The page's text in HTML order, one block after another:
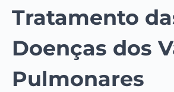
Tratamento
Doenças dos
Pulmonares